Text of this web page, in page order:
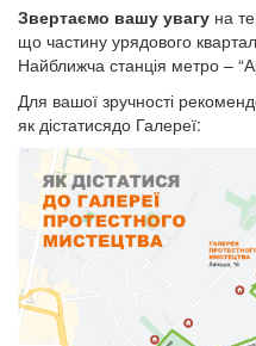
Звертаємо вашу увагу на
що частину урядового
Найближча станція метро –
Для вашої зручності
як дістатисядо Галереї: